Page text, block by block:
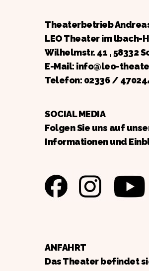
Theaterbetrieb
LEO Theater im lbach-
Wilhelmstr. 41 , 58332
E-Mail: info@leo-
Telefon: 02336 /
SOCIAL MEDIA
Folgen Sie uns auf
Informationen und
ANFAHRT
Das Theater befindet